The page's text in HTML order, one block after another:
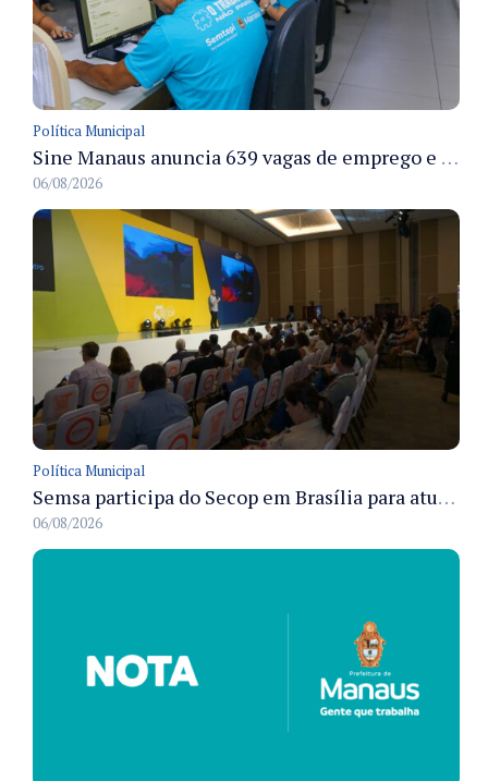
Política Municipal
Sine Manaus anuncia 639 vagas de emprego e atendimento presencial nesta sexta 7/8
06/08/2026
Política Municipal
Semsa participa do Secop em Brasília para atualizar tecnologia e modernizar gestão pública
06/08/2026